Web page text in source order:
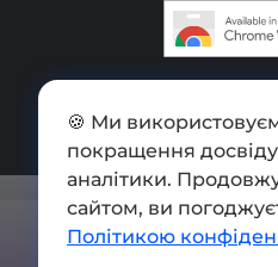
Мапа
Умови
🍪 Ми
покращення
аналітики.
сайтом, ви
Політикою